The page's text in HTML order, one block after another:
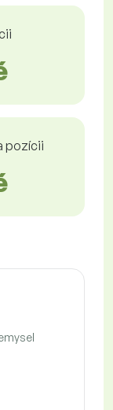
pozícii